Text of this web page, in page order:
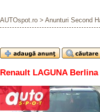
AUTOspot.ro > Anunturi Second
Renault LAGUNA